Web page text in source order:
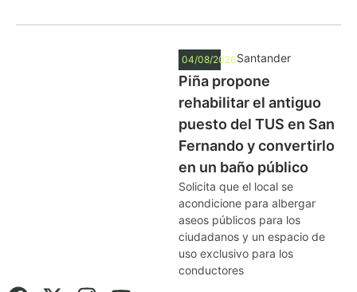
04/08/2026Santander
Piña propone
rehabilitar el antiguo
puesto del TUS en San
Fernando y convertirlo
en un baño público
Solicita que el local se
acondicione para albergar
aseos públicos para los
ciudadanos y un espacio de
uso exclusivo para los
conductores